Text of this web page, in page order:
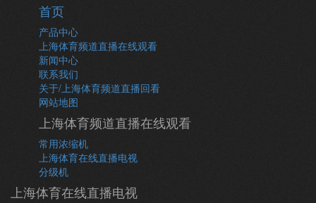
首页
产品中心
上海体育频道直播在线观看
新闻中心
联系我们
关于/上海体育频道直播回看
网站地图
上海体育频道直播在线观看
常用浓缩机
上海体育在线直播电视
分级机
上海体育在线直播电视